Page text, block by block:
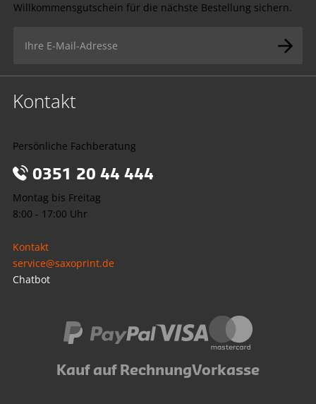
Willkommensgutschein für die nächste Bestellung sichern.
Kontakt
Persönliche Fachberatung
0351 20 44 444
Montag bis Freitag
8:00 - 17:00 Uhr
Kontakt
service@saxoprint.de
Chatbot
Kauf auf RechnungVorkasse